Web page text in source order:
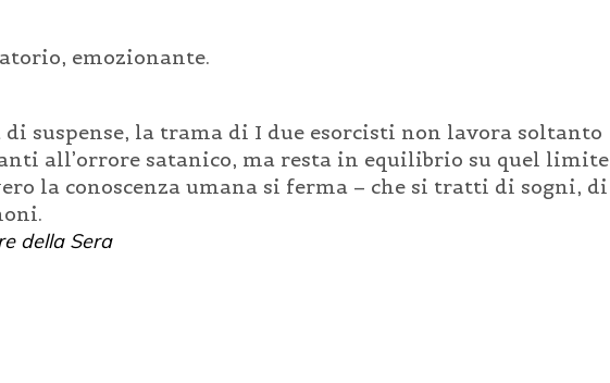
emozionante.
suspense, la trama di I due esorcisti non lavora soltanto
all’orrore satanico, ma resta in equilibrio su quel limite
la conoscenza umana si ferma – che si tratti di sogni, di
della Sera